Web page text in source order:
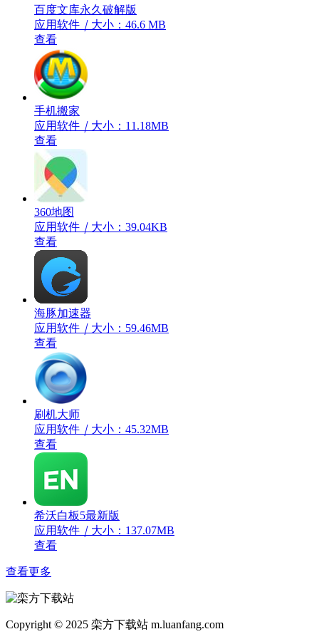
百度文库永久破解版
应用软件 ｜ 大小：46.6 MB
查看
手机搬家
应用软件 ｜ 大小：11.18MB
查看
360地图
应用软件 ｜ 大小：39.04KB
查看
海豚加速器
应用软件 ｜ 大小：59.46MB
查看
刷机大师
应用软件 ｜ 大小：45.32MB
查看
希沃白板5最新版
应用软件 ｜ 大小：137.07MB
查看
查看更多
Copyright © 2025 栾方下载站 m.luanfang.com